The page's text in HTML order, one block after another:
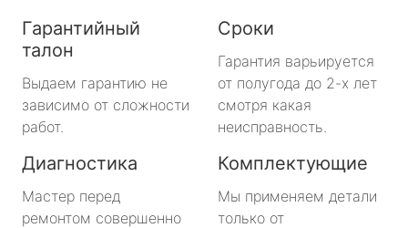
Гарантийный
талон
Выдаем гарантию не
зависимо от сложности
работ.
Сроки
Гарантия варьируется
от полугода до 2-х лет
смотря какая
неисправность.
Диагностика
Мастер перед
ремонтом совершенно
Комплектующие
Мы применяем детали
только от